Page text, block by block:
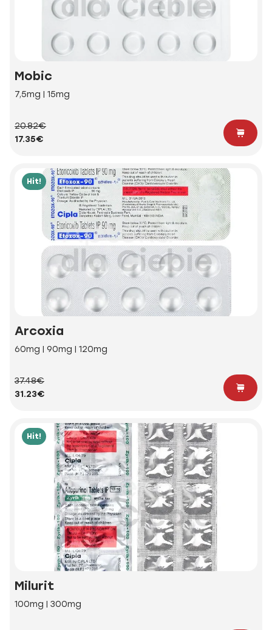
Mobic
7,5mg | 15mg
20.82€
17.35€
Hit!
Arcoxia
60mg | 90mg | 120mg
37.48€
31.23€
Hit!
Milurit
100mg | 300mg